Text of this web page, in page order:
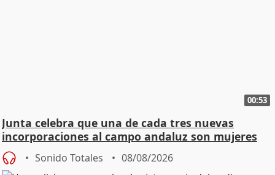
00:53
Junta celebra que una de cada tres nuevas
incorporaciones al campo andaluz son mujeres
jóvenes
Sonido Totales 08/08/2026